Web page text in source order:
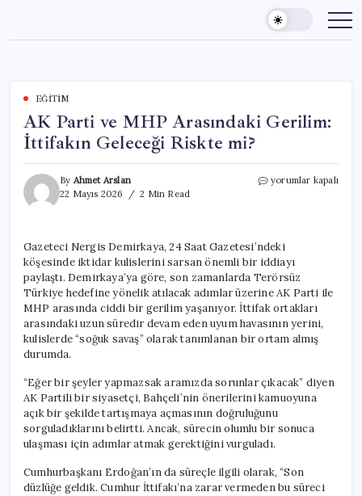
content
EĞITIM
AK Parti ve MHP Arasındaki Gerilim:
İttifakın Geleceği Riskte mi?
By Ahmet Arslan
22 Mayıs 2026
2 Min Read
AK
Gerilim:
İttifakın
Geleceği
Riskte
yorumlar kapalı
Gazeteci Nergis Demirkaya, 24 Saat Gazetesi’ndeki
köşesinde iktidar kulislerini sarsan önemli bir iddiayı
paylaştı. Demirkaya’ya göre, son zamanlarda Terörsüz
Türkiye hedefine yönelik atılacak adımlar üzerine AK Parti ile
MHP arasında ciddi bir gerilim yaşanıyor. İttifak ortakları
arasındaki uzun süredir devam eden uyum havasının yerini,
kulislerde “soğuk savaş” olarak tanımlanan bir ortam almış
durumda.
“Eğer bir şeyler yapmazsak aramızda sorunlar çıkacak” diyen
AK Partili bir siyasetçi, Bahçeli’nin önerilerini kamuoyuna
açık bir şekilde tartışmaya açmasının doğruluğunu
sorguladıklarını belirtti. Ancak, sürecin olumlu bir sonuca
ulaşması için adımlar atmak gerektiğini vurguladı.
Cumhurbaşkanı Erdoğan’ın da süreçle ilgili olarak, “Son
düzlüğe geldik. Cumhur İttifakı’na zarar vermeden bu süreci